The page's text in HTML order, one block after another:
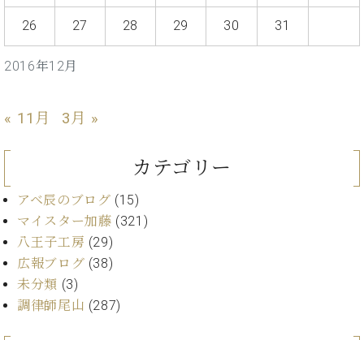
ベ
ヒ
タ
ン
ー
ト
/
C.
ベ
ベ
ヒ
シ
イ
ン
の
取
り
組
み
達
の
声
シ
ン
音
色
ベ
ヒ
ー
ベ
プ
レ
ス
ー
せ・
メ
デ
ィ
ア
情
報)
デ
ラ
ー・
取
扱
近
く
の
直
舗
オンライン試弾
メルマガ登録
趣
味
か
ら
イ
ン・
ジ
ン
2016年12月
26 27 28 29 30 31
« 11月 3月 »
カテゴリー
アベ辰のブログ (15)
マイスター加藤 (321)
八王子工房 (29)
広報ブログ (38)
未分類 (3)
調律師尾山 (287)